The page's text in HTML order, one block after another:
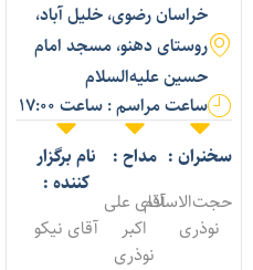
خراسان رضوی، خلیل آباد،
روستای دهنو، مسجد امام
حسین علیه‌السلام
ساعت مراسم : ساعت 17:00
:
نوذری
مداح :
آقای علی
نوذری
نام برگزار
کننده :
آقای نیکو